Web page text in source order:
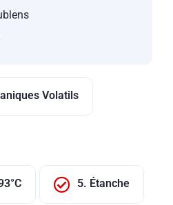
Volatils
5. Étanche